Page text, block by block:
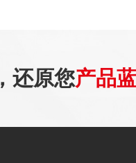
还原您产品